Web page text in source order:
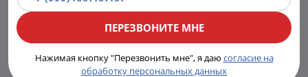
Нажимая кнопку "Перезвонить мне", я даю согласие на
обработку персональных данных